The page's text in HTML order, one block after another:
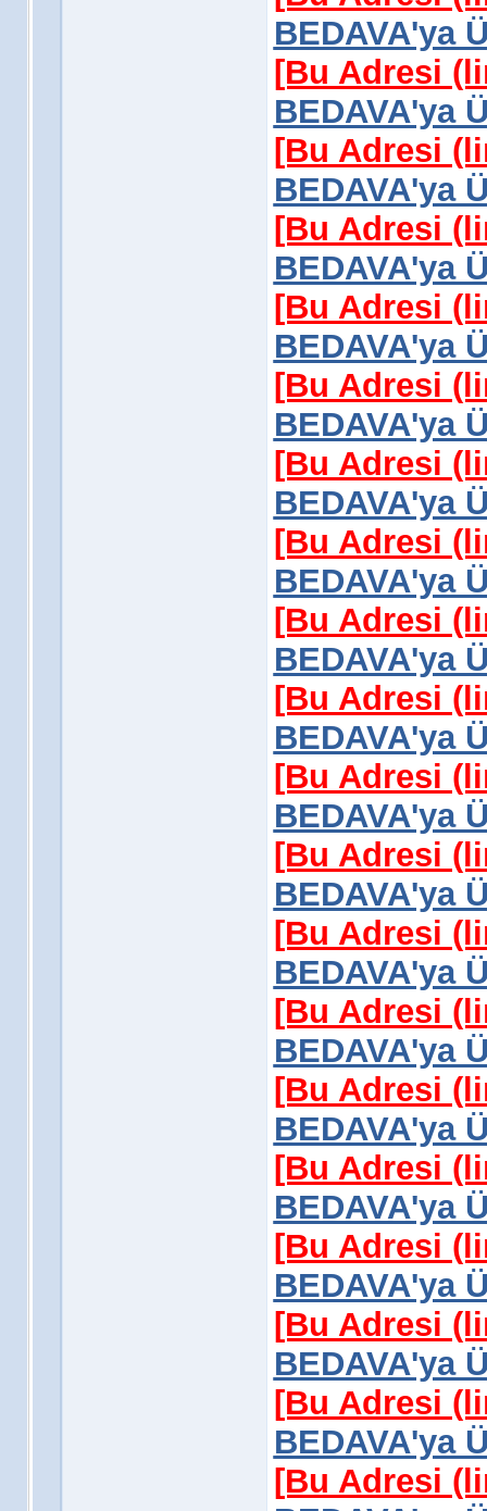
BEDAVA'ya
[Bu Adresi
BEDAVA'ya
[Bu Adresi
BEDAVA'ya
[Bu Adresi
BEDAVA'ya
[Bu Adresi
BEDAVA'ya
[Bu Adresi
BEDAVA'ya
[Bu Adresi
BEDAVA'ya
[Bu Adresi
BEDAVA'ya
[Bu Adresi
BEDAVA'ya
[Bu Adresi
BEDAVA'ya
[Bu Adresi
BEDAVA'ya
[Bu Adresi
BEDAVA'ya
[Bu Adresi
BEDAVA'ya
[Bu Adresi
BEDAVA'ya
[Bu Adresi
BEDAVA'ya
[Bu Adresi
BEDAVA'ya
[Bu Adresi
BEDAVA'ya
[Bu Adresi
BEDAVA'ya
[Bu Adresi
BEDAVA'ya
[Bu Adresi